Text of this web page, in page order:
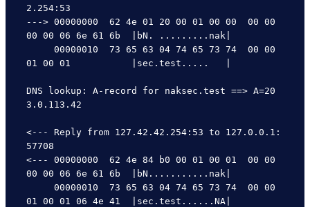
2.254:53
---> 00000000  62 4e 01 20 00 01 00 00  00 00
00 00 06 6e 61 6b  |bN. .........nak|
01 00 01           |sec.test.....   |
DNS lookup: A-record for naksec.test ==> A=20
3.0.113.42
<--- Reply from 127.42.42.254:53 to 127.0.0.1:
57708
<--- 00000000  62 4e 84 b0 00 01 00 01  00 00
00 00 06 6e 61 6b  |bN...........nak|
01 00 01 06 4e 41  |sec.test......NA|